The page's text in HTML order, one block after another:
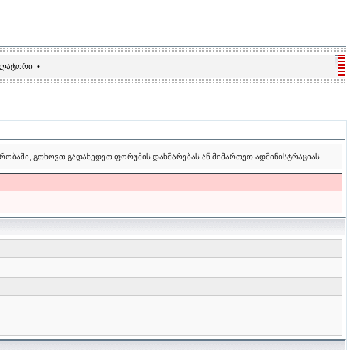
•
გთხოვთ გადახედეთ ფორუმის დახმარებას ან მიმართეთ ადმინისტრაციას.